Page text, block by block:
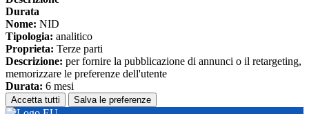
Durata
Nome: NID
Tipologia: analitico
Proprieta: Terze parti
Descrizione: per fornire la pubblicazione di annunci o il retargeting,
memorizzare le preferenze dell'utente
Durata: 6 mesi
Accetta tutti Salva le preferenze